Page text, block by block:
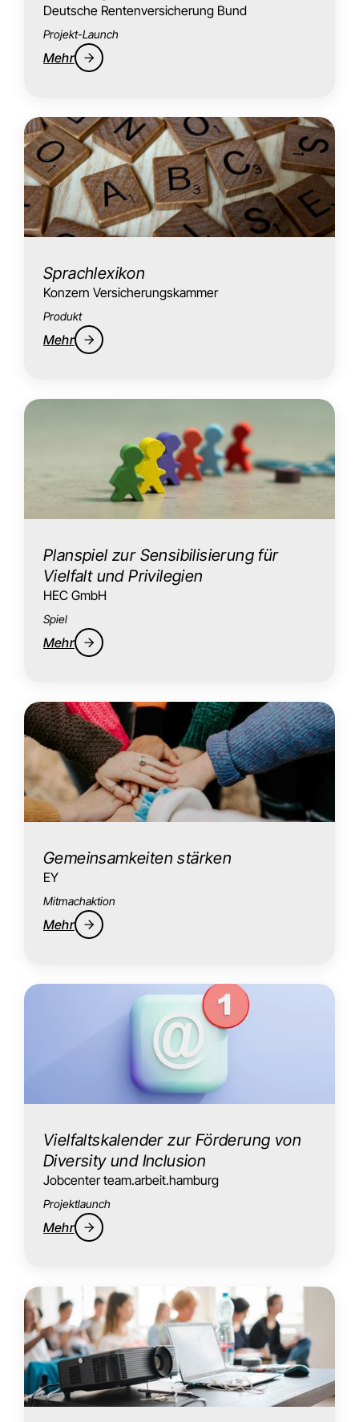
Deutsche Rentenversicherung Bund
Projekt-Launch
Mehr
Sprachlexikon
Konzern Versicherungskammer
Produkt
Mehr
Planspiel zur Sensibilisierung für
Vielfalt und Privilegien
HEC GmbH
Spiel
Mehr
Gemeinsamkeiten stärken
EY
Mitmachaktion
Mehr
Vielfaltskalender zur Förderung von
Diversity und Inclusion
Jobcenter team.arbeit.hamburg
Projektlaunch
Mehr